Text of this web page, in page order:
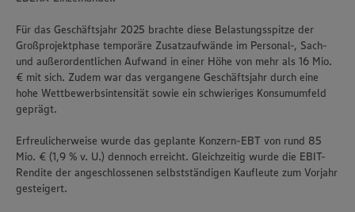
Für das Geschäftsjahr 2025 brachte diese Belastungsspitze der
Großprojektphase temporäre Zusatzaufwände im Personal-, Sach-
und außerordentlichen Aufwand in einer Höhe von mehr als 16 Mio.
€ mit sich. Zudem war das vergangene Geschäftsjahr durch eine
hohe Wettbewerbsintensität sowie ein schwieriges Konsumumfeld
geprägt.
Erfreulicherweise wurde das geplante Konzern-EBT von rund 85
Mio. € (1,9 % v. U.) dennoch erreicht. Gleichzeitig wurde die EBIT-
Rendite der angeschlossenen selbstständigen Kaufleute zum Vorjahr
gesteigert.